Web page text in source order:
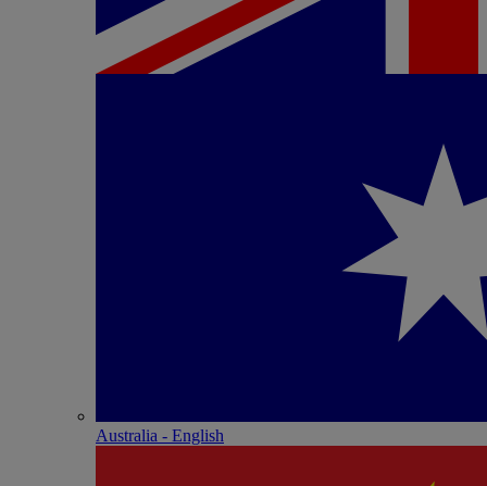
Australia - English